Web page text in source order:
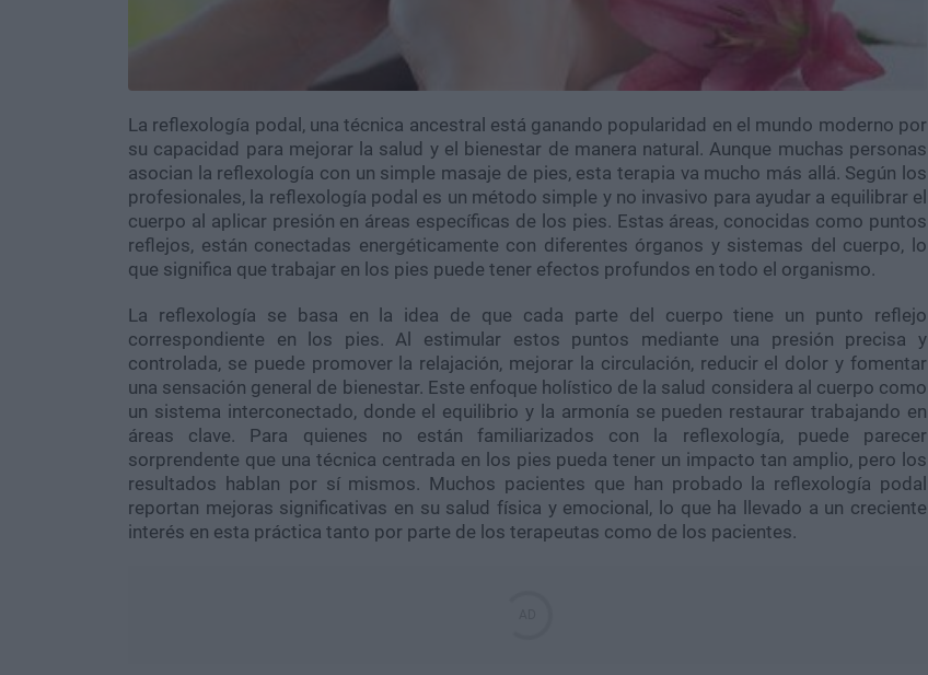
La reflexología podal, una técnica ancestral está ganando popularidad en el mundo moderno por
su capacidad para mejorar la salud y el bienestar de manera natural. Aunque muchas personas
asocian la reflexología con un simple masaje de pies, esta terapia va mucho más allá. Según los
profesionales, la reflexología podal es un método simple y no invasivo para ayudar a equilibrar el
cuerpo al aplicar presión en áreas específicas de los pies. Estas áreas, conocidas como puntos
reflejos, están conectadas energéticamente con diferentes órganos y sistemas del cuerpo, lo
que significa que trabajar en los pies puede tener efectos profundos en todo el organismo.
La reflexología se basa en la idea de que cada parte del cuerpo tiene un punto reflejo
correspondiente en los pies. Al estimular estos puntos mediante una presión precisa y
controlada, se puede promover la relajación, mejorar la circulación, reducir el dolor y fomentar
una sensación general de bienestar. Este enfoque holístico de la salud considera al cuerpo como
un sistema interconectado, donde el equilibrio y la armonía se pueden restaurar trabajando en
áreas clave. Para quienes no están familiarizados con la reflexología, puede parecer
sorprendente que una técnica centrada en los pies pueda tener un impacto tan amplio, pero los
resultados hablan por sí mismos. Muchos pacientes que han probado la reflexología podal
reportan mejoras significativas en su salud física y emocional, lo que ha llevado a un creciente
interés en esta práctica tanto por parte de los terapeutas como de los pacientes.